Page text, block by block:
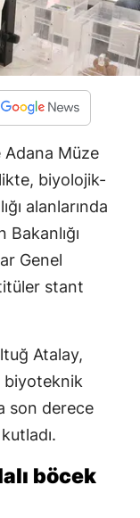
Adana Müze
biyolojik-
alanlarında
Bakanlığı
Genel
stant
Atalay,
biyoteknik
son derece
böcek